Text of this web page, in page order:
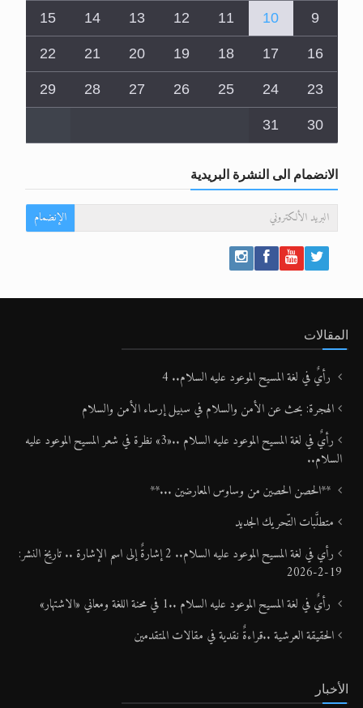
2
3
4
5
6
7
8
9
10
11
12
13
14
15
16
17
18
19
20
21
22
23
24
الانضمام الى النشرة البريدية
المقالات
رأيٌ في لغة المسيح الموعود عليه السلام.. 4
الهجرة: بحث عن الأمن والسلام في سبيل إرساء الأمن والسلام
السلام..
**الحصن الحصين من وساوس المعارضين ...**
متطلَّبات التّحريك الجديد
19-2-2026
رأيٌ في لغة المسيح الموعود عليه السلام ..1 في محنة اللغة ومعاني «الاشتهار»